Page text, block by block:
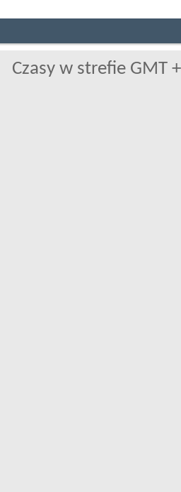
Czasy w strefie GMT